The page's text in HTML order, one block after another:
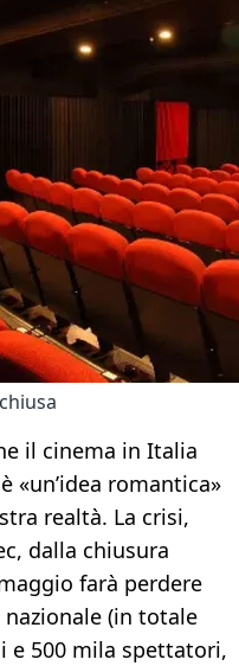
il cinema in Italia
«un’idea romantica»
realtà. La crisi,
dalla chiusura
farà perdere
(in totale
e 500 mila spettatori,